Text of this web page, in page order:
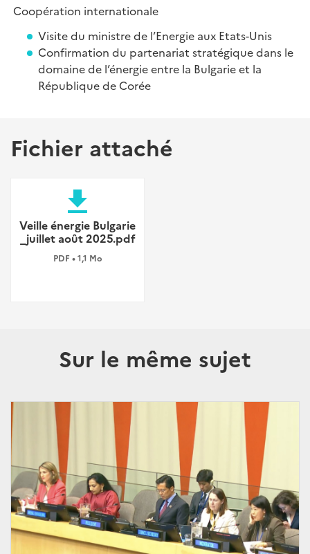
Coopération internationale
Visite du ministre de l’Energie aux Etats-Unis
Confirmation du partenariat stratégique dans le
domaine de l’énergie entre la Bulgarie et la
République de Corée
Fichier attaché
file_download
Veille énergie Bulgarie
_juillet août 2025.pdf
PDF • 1,1 Mo
Sur le même sujet